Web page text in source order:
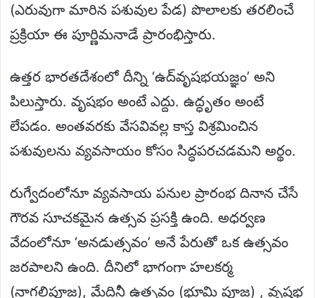
(ఎరువుగా మారిన పశువుల పేడ) పొలాలకు తరలించే
ప్రక్రియా ఈ పూర్ణిమనాడే ప్రారంభిస్తారు.
ఉత్తర భారతదేశంలో దీన్ని ‘ఉద్‌వృషభయజ్ఞం’ అని
పిలుస్తారు. వృషభం అంటే ఎద్దు. ఉద్ధృతం అంటే
లేపడం. అంతవరకు వేసవివల్ల కాస్త విశ్రమించిన
పశువులను వ్యవసాయం కోసం సిద్ధపరచడమని అర్థం.
రుగ్వేదంలోనూ వ్యవసాయ పనుల ప్రారంభ దినాన చేసే
గౌరవ సూచకమైన ఉత్సవ ప్రసక్తి ఉంది. అధర్వణ
వేదంలోనూ ‘అనడుత్సవం’ అనే పేరుతో ఒక ఉత్సవం
జరపాలని ఉంది. దీనిలో భాగంగా హలకర్మ
(నాగలిపూజ), మేదినీ ఉత్సవం (భూమి పూజ) , వృషభ